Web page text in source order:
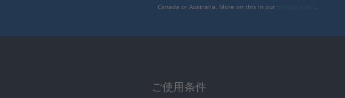
Canada or Australia. More on this in our
ご使用条件